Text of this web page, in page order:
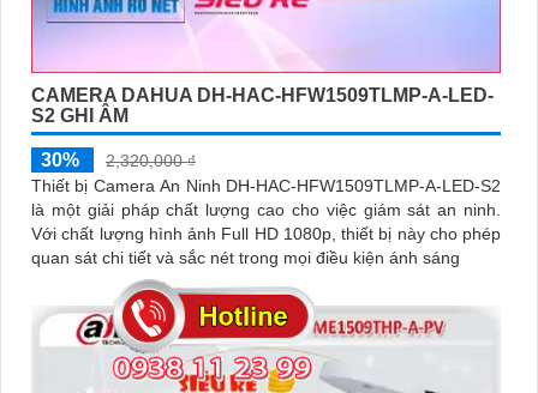
CAMERA DAHUA DH-HAC-HFW1509TLMP-A-LED-
S2 GHI ÂM
30%
2,320,000 ₫
Thiết bị Camera An Ninh DH-HAC-HFW1509TLMP-A-LED-S2
là một giải pháp chất lượng cao cho việc giám sát an ninh.
Với chất lượng hình ảnh Full HD 1080p, thiết bị này cho phép
quan sát chi tiết và sắc nét trong mọi điều kiện ánh sáng